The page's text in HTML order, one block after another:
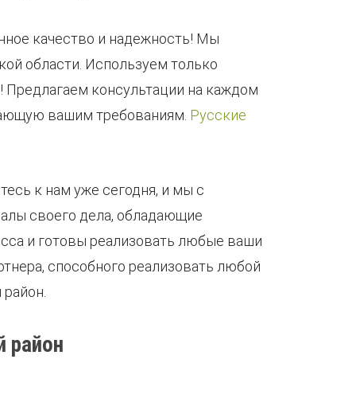
качество и надежность! Мы
области. Используем только
консультации на каждом
вашим требованиям. Русские
к нам уже сегодня, и мы с
своего дела, обладающие
и готовы реализовать любые ваши
способного реализовать любой
район